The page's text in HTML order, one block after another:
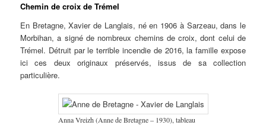
Chemin de croix de Trémel
En Bretagne, Xavier de Langlais, né en 1906 à Sarzeau, dans le
Morbihan, a signé de nombreux chemins de croix, dont celui de
Trémel. Détruit par le terrible incendie de 2016, la famille expose
ici ces deux originaux préservés, issus de sa collection
particulière.
Anna Vreizh (Anne de Bretagne – 1930), tableau